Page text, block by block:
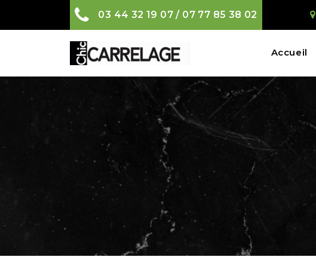
03 44 32 19 07 / 07 77 85 38 02
Accueil